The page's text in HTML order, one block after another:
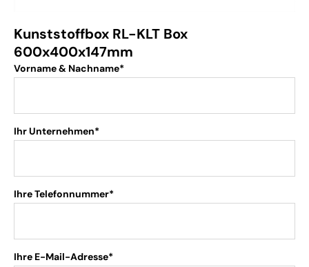
Kunststoffbox RL-KLT Box
600x400x147mm
Vorname & Nachname*
Ihr Unternehmen*
Ihre Telefonnummer*
Ihre E-Mail-Adresse*